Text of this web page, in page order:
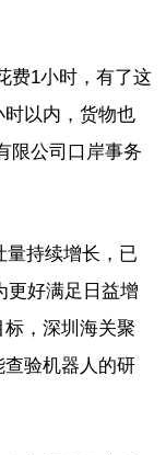
费1小时，有了这
以内，货物也
限公司口岸事务
量持续增长，已
更好满足日益增
，深圳海关聚
验机器人的研